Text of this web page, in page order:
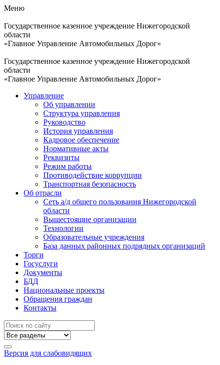
Меню
Государственное казенное учреждение Нижегородской
области
«Главное Управление Автомобильных Дорог»
Государственное казенное учреждение Нижегородской
области
«Главное Управление Автомобильных Дорог»
Управление
Об управлении
Структура управления
Руководство
История управления
Кадровое обеспечение
Нормативные акты
Реквизиты
Режим работы
Противодействие коррупции
Транспортная безопасность
Об отрасли
Сеть а/д общего пользования Нижегородской
области
Вышестоящие организации
Технологии
Образовательные учреждения
База данных районных подрядных организаций
Торги
Госуслуги
Документы
БДД
Национальные проекты
Обращения граждан
Контакты
Версия для слабовидящих